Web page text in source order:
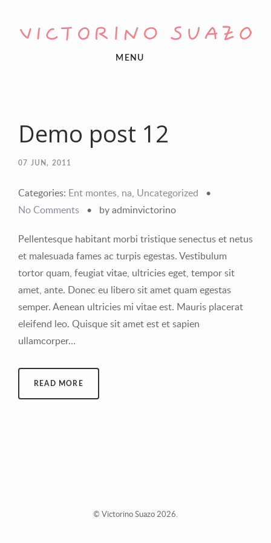
MENU
Demo post 12
07 JUN, 2011
Categories: Ent montes, na, Uncategorized •
No Comments • by adminvictorino
Pellentesque habitant morbi tristique senectus et netus
et malesuada fames ac turpis egestas. Vestibulum
tortor quam, feugiat vitae, ultricies eget, tempor sit
amet, ante. Donec eu libero sit amet quam egestas
semper. Aenean ultricies mi vitae est. Mauris placerat
eleifend leo. Quisque sit amet est et sapien
ullamcorper…
READ MORE
© Victorino Suazo 2026.